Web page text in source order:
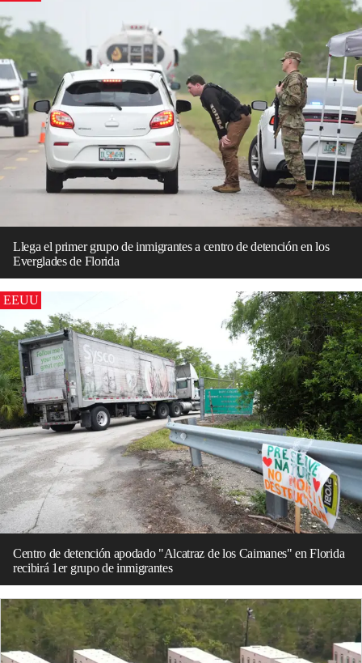
Llega el primer grupo de inmigrantes a centro de detención en los
Everglades de Florida
EEUU
Centro de detención apodado "Alcatraz de los Caimanes" en Florida
recibirá 1er grupo de inmigrantes